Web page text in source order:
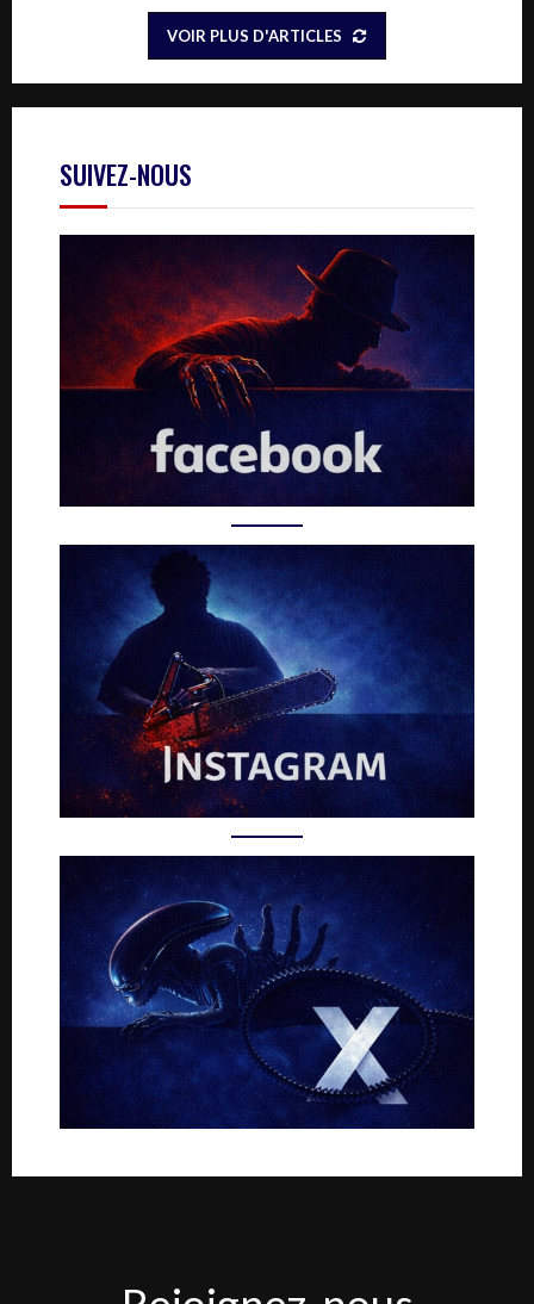
VOIR PLUS D'ARTICLES
SUIVEZ-NOUS